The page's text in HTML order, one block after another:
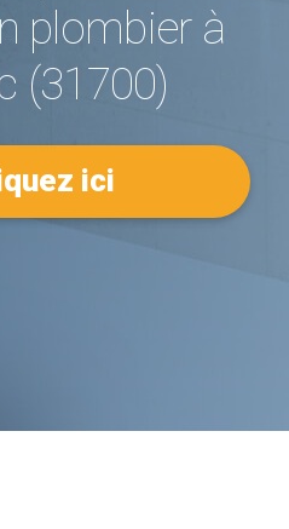
plombier à
(31700)
ici